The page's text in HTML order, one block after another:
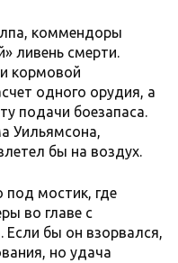
коммендоры
ливень смерти.
кормовой
одного орудия, а
подачи боезапаса.
Уильямсона,
бы на воздух.
мостик, где
во главе с
бы он взорвался,
но удача